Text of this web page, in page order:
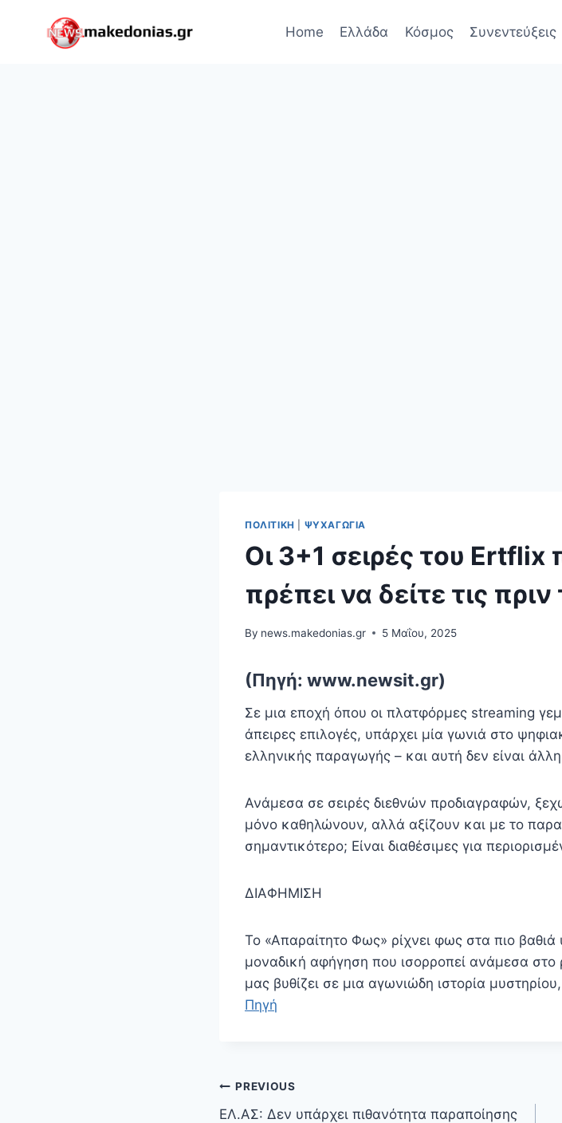
Home Ελλάδα Κόσμος Συνεντεύξεις
ΠΟΛΙΤΙΚΉ ΨΥΧΑΓΩΓΊΑ
Οι 3+1 σειρές του
πρέπει να δείτε τις
By news.makedonias.gr 5 Μαΐου, 2025
(Πηγή: www.newsit.gr)
Σε μια εποχή όπου οι πλατφόρμες streaming
άπειρες επιλογές, υπάρχει μία γωνιά στο
ελληνικής παραγωγής – και αυτή δεν είναι
Ανάμεσα σε σειρές διεθνών προδιαγραφών,
μόνο καθηλώνουν, αλλά αξίζουν και με το
σημαντικότερο; Είναι διαθέσιμες για
ΔΙΑΦΗΜΙΣΗ
Το «Απαραίτητο Φως» ρίχνει φως στα πιο
μοναδική αφήγηση που ισορροπεί ανάμεσα στο
μας βυθίζει σε μια αγωνιώδη ιστορία
Πηγή
Πλοήγηση
άρθρων
PREVIOUS
ΕΛ.ΑΣ: Δεν υπάρχει πιθανότητα παραποίησης